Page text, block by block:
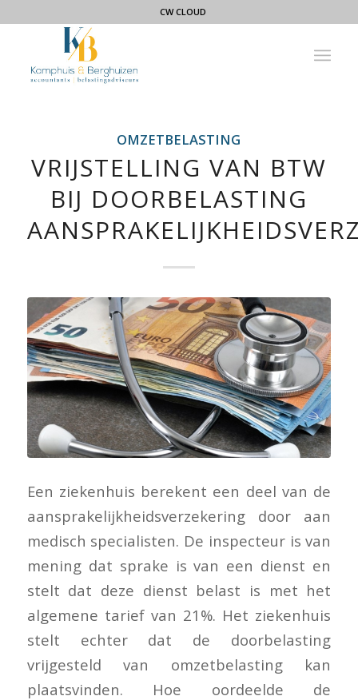
CW CLOUD
OMZETBELASTING
VRIJSTELLING VAN BTW
BIJ DOORBELASTING
Een ziekenhuis berekent een deel van de
aansprakelijkheidsverzekering door aan
medisch specialisten. De inspecteur is van
mening dat sprake is van een dienst en
stelt dat deze dienst belast is met het
algemene tarief van 21%. Het ziekenhuis
stelt echter dat de doorbelasting
vrijgesteld van omzetbelasting kan
plaatsvinden. Hoe oordeelde de